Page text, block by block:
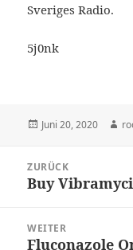
Sveriges Radio.
5j0nk
Veröffentlicht
Juni 20, 2020
ZURÜCK
Vorheriger
Buy
WEITER
Nächster
Fluconazole